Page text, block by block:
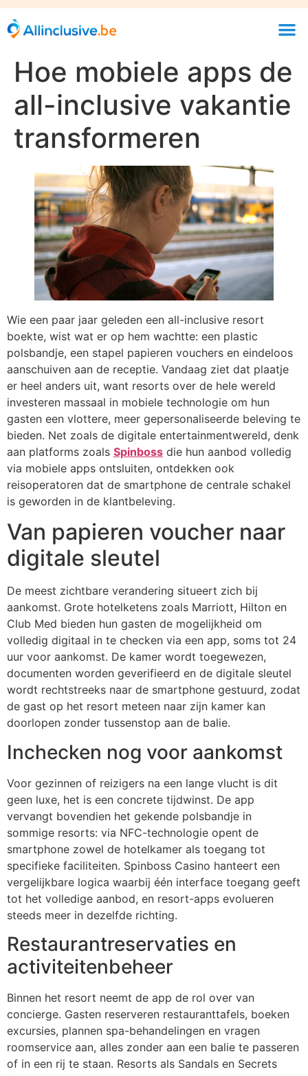
Hoe mobiele apps de
all-inclusive vakantie
transformeren
Wie een paar jaar geleden een all-inclusive resort
boekte, wist wat er op hem wachtte: een plastic
polsbandje, een stapel papieren vouchers en eindeloos
aanschuiven aan de receptie. Vandaag ziet dat plaatje
er heel anders uit, want resorts over de hele wereld
investeren massaal in mobiele technologie om hun
gasten een vlottere, meer gepersonaliseerde beleving te
bieden. Net zoals de digitale entertainmentwereld, denk
aan platforms zoals Spinboss die hun aanbod volledig
via mobiele apps ontsluiten, ontdekken ook
reisoperatoren dat de smartphone de centrale schakel
is geworden in de klantbeleving.
Van papieren voucher naar
digitale sleutel
De meest zichtbare verandering situeert zich bij
aankomst. Grote hotelketens zoals Marriott, Hilton en
Club Med bieden hun gasten de mogelijkheid om
volledig digitaal in te checken via een app, soms tot 24
uur voor aankomst. De kamer wordt toegewezen,
documenten worden geverifieerd en de digitale sleutel
wordt rechtstreeks naar de smartphone gestuurd, zodat
de gast op het resort meteen naar zijn kamer kan
doorlopen zonder tussenstop aan de balie.
Inchecken nog voor aankomst
Voor gezinnen of reizigers na een lange vlucht is dit
geen luxe, het is een concrete tijdwinst. De app
vervangt bovendien het gekende polsbandje in
sommige resorts: via NFC-technologie opent de
smartphone zowel de hotelkamer als toegang tot
specifieke faciliteiten. Spinboss Casino hanteert een
vergelijkbare logica waarbij één interface toegang geeft
tot het volledige aanbod, en resort-apps evolueren
steeds meer in dezelfde richting.
Restaurantreservaties en
activiteitenbeheer
Binnen het resort neemt de app de rol over van
concierge. Gasten reserveren restauranttafels, boeken
excursies, plannen spa-behandelingen en vragen
roomservice aan, alles zonder aan een balie te passeren
of in een rij te staan. Resorts als Sandals en Secrets